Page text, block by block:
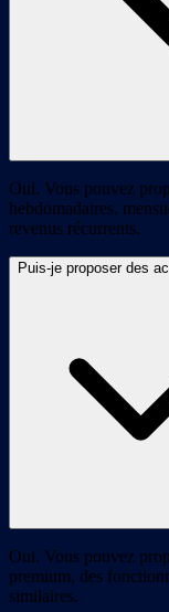
Oui. Vous pouvez
hebdomadaires,
revenus récurrents.
Puis-je proposer des
Oui. Vous pouvez
premium, des
similaires.